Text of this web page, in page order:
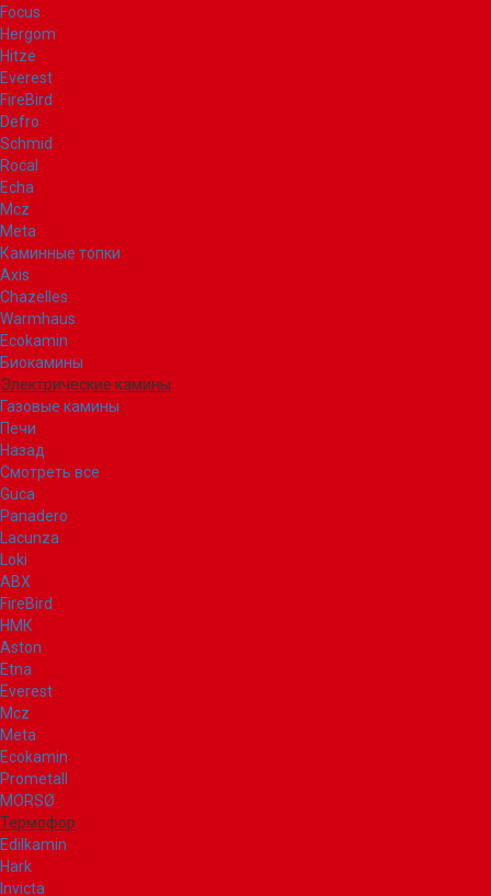
Focus
Hergom
Hitze
Everest
FireBird
Defro
Schmid
Rocal
Echa
Mcz
Meta
Каминные топки
Axis
Chazelles
Warmhaus
Ecokamin
Биокамины
Электрические камины
Газовые камины
Печи
Назад
Смотреть все
Guca
Panadero
Lacunza
Loki
ABX
FireBird
НМК
Aston
Etna
Everest
Mcz
Meta
Ecokamin
Prometall
MORSØ
Термофор
Edilkamin
Hark
Invicta